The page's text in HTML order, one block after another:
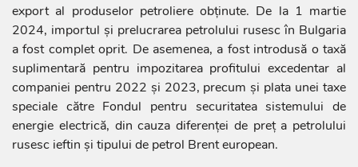
export al produselor petroliere obţinute. De la 1 martie
2024, importul și prelucrarea petrolului rusesc în Bulgaria
a fost complet oprit. De asemenea, a fost introdusă o taxă
suplimentară pentru impozitarea profitului excedentar al
companiei pentru 2022 și 2023, precum și plata unei taxe
speciale către Fondul pentru securitatea sistemului de
energie electrică, din cauza diferenței de preț a petrolului
rusesc ieftin și tipului de petrol Brent european.